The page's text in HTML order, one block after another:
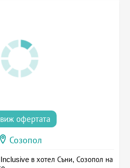
виж офертата
Созопол
в хотел Съни, Созопол на